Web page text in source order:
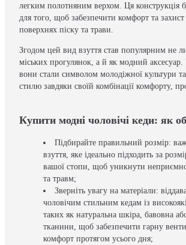
легким полотняним верхом. Ця конструкція
для того, щоб забезпечити комфорт та
поверхнях піску та трави.
Згодом цей вид взуття став популярним не
міських прогулянок, а й як модний аксесуар.
вони стали символом молодіжної культури
стилю завдяки своїй комбінації комфорту,
Купити модні чоловічі кеди: як
Підбирайте правильний розмір:
взуття, яке ідеально підходить за
вашої стопи, щоб уникнути
та травм;
Зверніть увагу на матеріали:
чоловічим стильним кедам із
таких як натуральна шкіра, бавовна
тканини, щоб забезпечити гарну
комфорт протягом усього дня;